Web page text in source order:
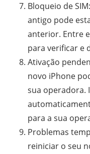
Bloqueio de
antigo pode
anterior. Entre
para verificar e
Ativação
novo iPhone
sua operadora.
para a sua
Problemas
reiniciar o seu